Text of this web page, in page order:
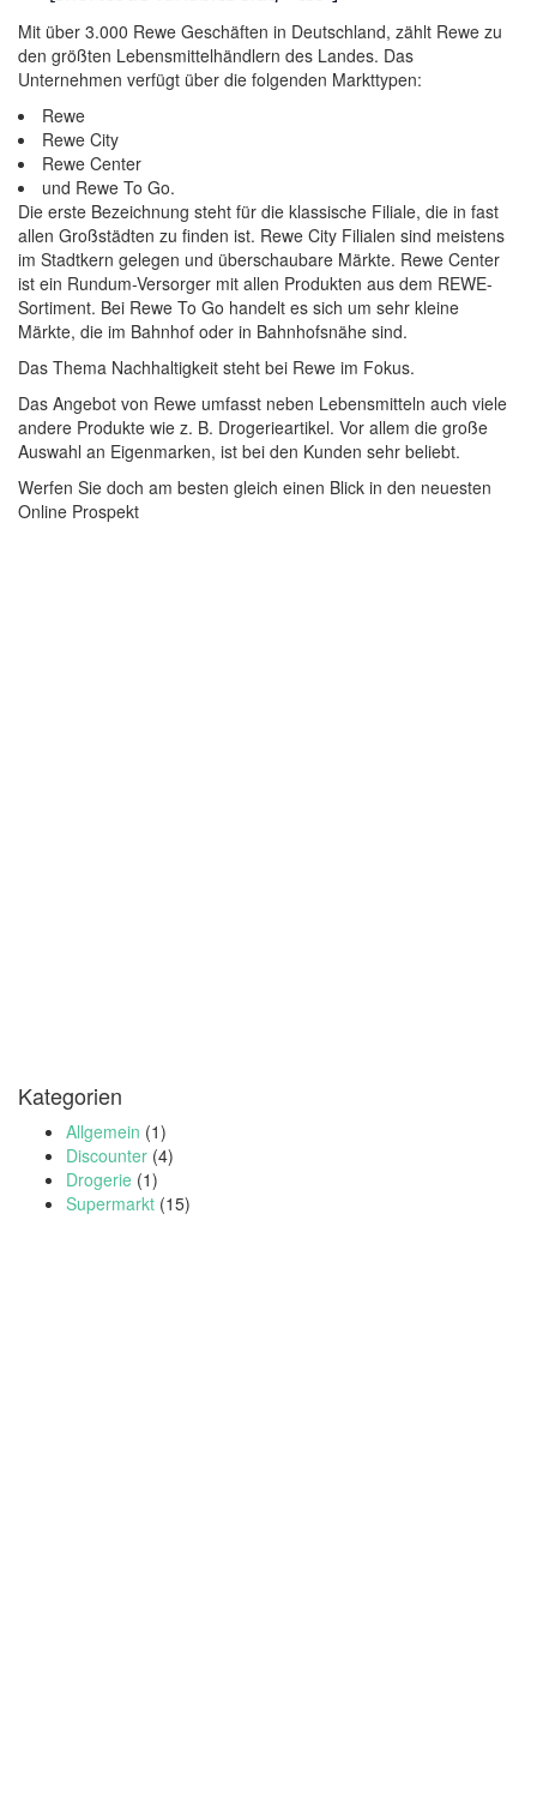
Mit über 3.000 Rewe Geschäften in Deutschland, zählt Rewe zu
den größten Lebensmittelhändlern des Landes. Das
Unternehmen verfügt über die folgenden Markttypen:
Rewe
Rewe City
Rewe Center
und Rewe To Go.
Die erste Bezeichnung steht für die klassische Filiale, die in fast
allen Großstädten zu finden ist. Rewe City Filialen sind meistens
im Stadtkern gelegen und überschaubare Märkte. Rewe Center
ist ein Rundum-Versorger mit allen Produkten aus dem REWE-
Sortiment. Bei Rewe To Go handelt es sich um sehr kleine
Märkte, die im Bahnhof oder in Bahnhofsnähe sind.
Das Thema Nachhaltigkeit steht bei Rewe im Fokus.
Das Angebot von Rewe umfasst neben Lebensmitteln auch viele
andere Produkte wie z. B. Drogerieartikel. Vor allem die große
Auswahl an Eigenmarken, ist bei den Kunden sehr beliebt.
Werfen Sie doch am besten gleich einen Blick in den neuesten
Online Prospekt
Kategorien
Allgemein (1)
Discounter (4)
Drogerie (1)
Supermarkt (15)